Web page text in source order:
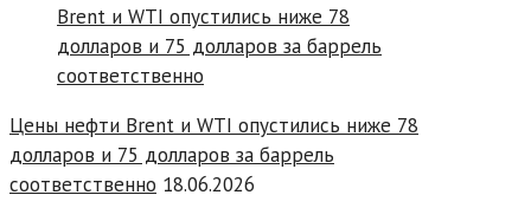
Цены нефти Brent и WTI опустились ниже 78
долларов и 75 долларов за баррель
соответственно 18.06.2026